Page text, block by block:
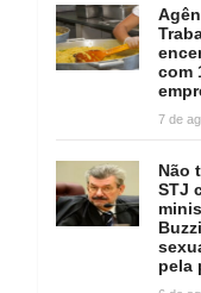
com
7 de
Não
STJ
pela